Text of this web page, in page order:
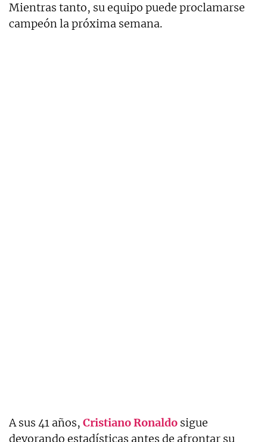
Mientras tanto, su equipo puede proclamarse
campeón la próxima semana.
A sus 41 años, Cristiano Ronaldo sigue
devorando estadísticas antes de afrontar su